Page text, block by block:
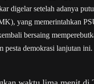
digelar setelah adanya
yang memerintahkan
bersaing
pesta demokrasi lanjutan ini.